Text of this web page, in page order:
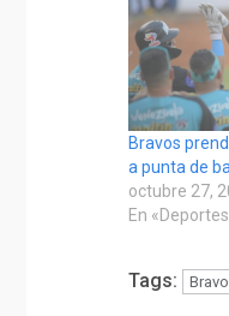
Bravos
a punta de
octubre 27,
En
Tags: